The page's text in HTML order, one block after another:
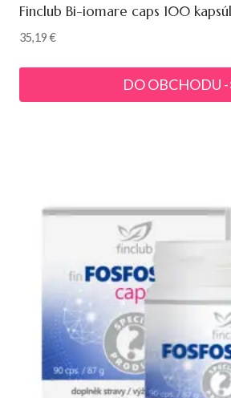
Finclub Bi-iomare caps 100 kapsúl
35,19€
DO OBCHODU -